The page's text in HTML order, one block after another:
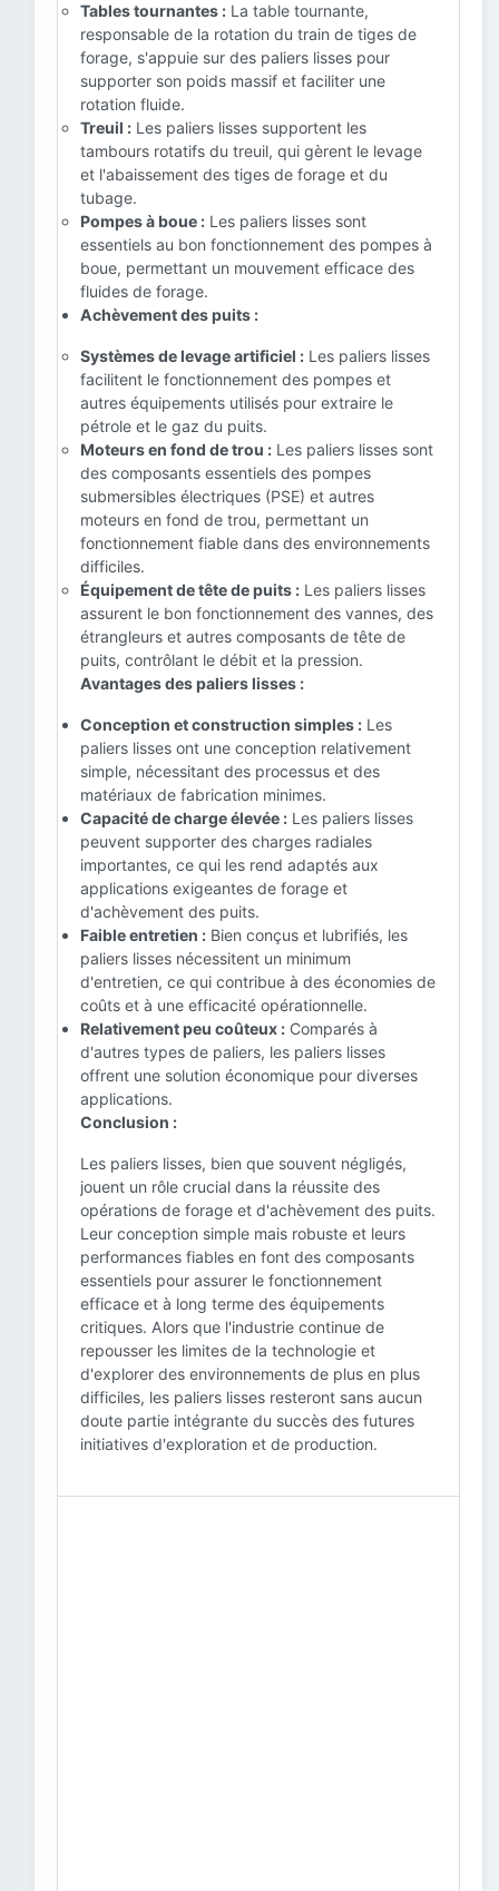
Tables tournantes : La table tournante,
responsable de la rotation du train de tiges de
forage, s'appuie sur des paliers lisses pour
supporter son poids massif et faciliter une
rotation fluide.
Treuil : Les paliers lisses supportent les
tambours rotatifs du treuil, qui gèrent le levage
et l'abaissement des tiges de forage et du
tubage.
Pompes à boue : Les paliers lisses sont
essentiels au bon fonctionnement des pompes à
boue, permettant un mouvement efficace des
fluides de forage.
Achèvement des puits :
Systèmes de levage artificiel : Les paliers lisses
facilitent le fonctionnement des pompes et
autres équipements utilisés pour extraire le
pétrole et le gaz du puits.
Moteurs en fond de trou : Les paliers lisses sont
des composants essentiels des pompes
submersibles électriques (PSE) et autres
moteurs en fond de trou, permettant un
fonctionnement fiable dans des environnements
difficiles.
Équipement de tête de puits : Les paliers lisses
assurent le bon fonctionnement des vannes, des
étrangleurs et autres composants de tête de
puits, contrôlant le débit et la pression.
Avantages des paliers lisses :
Conception et construction simples : Les
paliers lisses ont une conception relativement
simple, nécessitant des processus et des
matériaux de fabrication minimes.
Capacité de charge élevée : Les paliers lisses
peuvent supporter des charges radiales
importantes, ce qui les rend adaptés aux
applications exigeantes de forage et
d'achèvement des puits.
Faible entretien : Bien conçus et lubrifiés, les
paliers lisses nécessitent un minimum
d'entretien, ce qui contribue à des économies de
coûts et à une efficacité opérationnelle.
Relativement peu coûteux : Comparés à
d'autres types de paliers, les paliers lisses
offrent une solution économique pour diverses
applications.
Conclusion :
Les paliers lisses, bien que souvent négligés,
jouent un rôle crucial dans la réussite des
opérations de forage et d'achèvement des puits.
Leur conception simple mais robuste et leurs
performances fiables en font des composants
essentiels pour assurer le fonctionnement
efficace et à long terme des équipements
critiques. Alors que l'industrie continue de
repousser les limites de la technologie et
d'explorer des environnements de plus en plus
difficiles, les paliers lisses resteront sans aucun
doute partie intégrante du succès des futures
initiatives d'exploration et de production.